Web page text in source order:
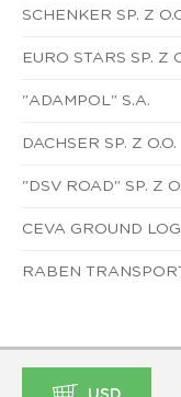
SCHENKER SP. Z
EURO STARS SP. Z
"ADAMPOL" S.A.
DACHSER SP. Z O.O.
"DSV ROAD" SP. Z
CEVA GROUND
RABEN